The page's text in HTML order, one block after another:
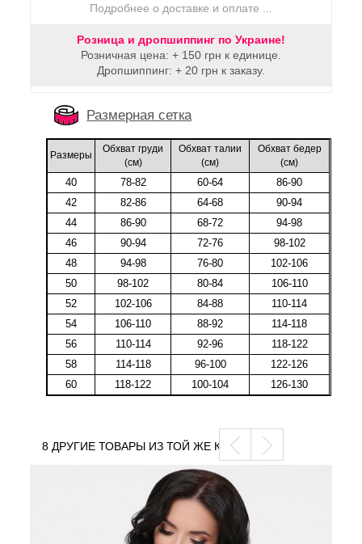
Подробнее о доставке и оплате ...
Розница и дропшиппинг по Украине!
Розничная цена: + 150 грн к единице.
Дропшиппинг: + 20 грн к заказу.
Размерная сетка
Размеры
Обхват груди
(cм)
Обхват талии
(cм)
Обхват бедер
(cм)
40 78-82 60-64
86-90
42
82-86 64-68
90-94
44
86-90 68-72
94-98
46
90-94 72-76
98-102
48
94-98 76-80
102-106
50
98-102 80-84
106-110
52
102-106 84-88
110-114
54
106-110 88-92
114-118
56
110-114 92-96
118-122
58
114-118 96-100
122-126
60
118-122 100-104 126-130
8 ДРУГИЕ ТОВАРЫ ИЗ ТОЙ ЖЕ КАТЕГОРИИ